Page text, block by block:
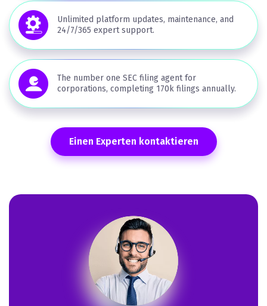
Unlimited platform updates, maintenance, and
24/7/365 expert support.
The number one SEC filing agent for
corporations, completing 170k filings annually.
Einen Experten kontaktieren